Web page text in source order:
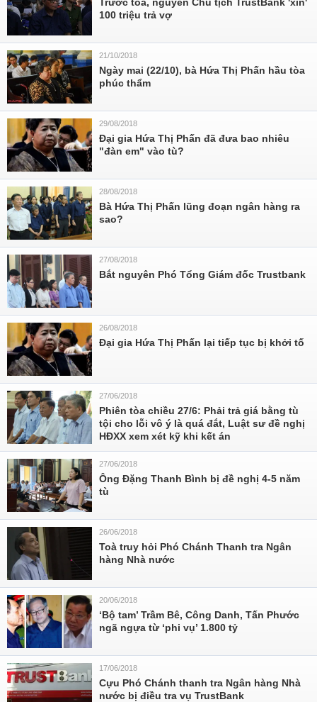
100 triệu trả vợ
21/10/2018
Ngày mai (22/10), bà Hứa Thị Phấn hầu tòa
phúc thẩm
29/08/2018
Đại gia Hứa Thị Phấn đã đưa bao nhiêu
"đàn em" vào tù?
28/08/2018
Bà Hứa Thị Phấn lũng đoạn ngân hàng ra
sao?
27/08/2018
Bắt nguyên Phó Tổng Giám đốc Trustbank
26/08/2018
Đại gia Hứa Thị Phấn lại tiếp tục bị khởi tố
27/06/2018
Phiên tòa chiều 27/6: Phải trả giá bằng tù
tội cho lỗi vô ý là quá đắt, Luật sư đề nghị
HĐXX xem xét kỹ khi kết án
27/06/2018
Ông Đặng Thanh Bình bị đề nghị 4-5 năm
tù
26/06/2018
Toà truy hỏi Phó Chánh Thanh tra Ngân
hàng Nhà nước
20/06/2018
‘Bộ tam’ Trầm Bê, Công Danh, Tấn Phước
ngã ngựa từ ‘phi vụ’ 1.800 tỷ
17/06/2018
Cựu Phó Chánh thanh tra Ngân hàng Nhà
nước bị điều tra vụ TrustBank